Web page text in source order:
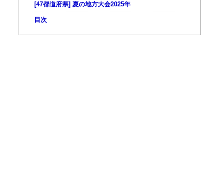
[47都道府県] 夏の地方大会2025年
目次